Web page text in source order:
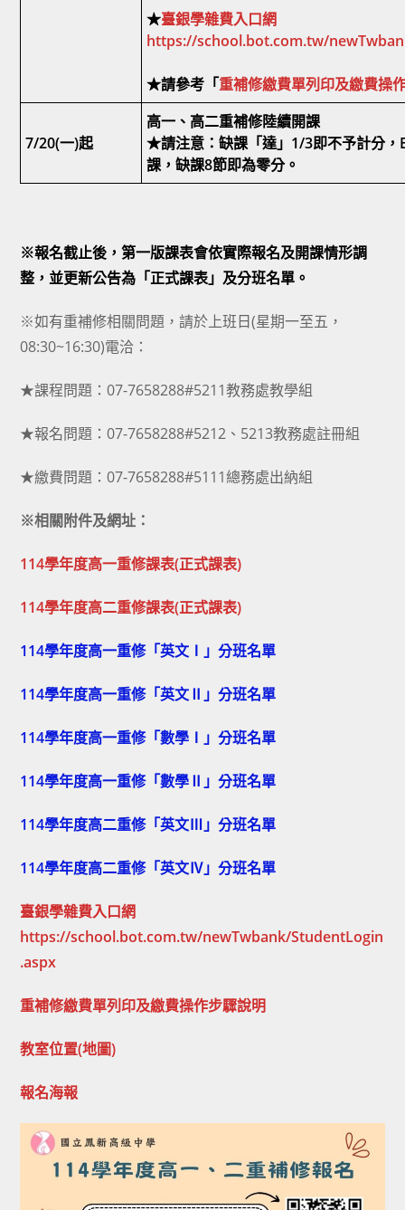
★臺銀學雜費入口網
https://school.bot.com.tw/
★請參考「重補修繳費單列印及繳費操
7/20(一)起
高一、高二重補修陸續開課
★請注意：缺課「達」1/3即不予計分，
課，缺課8節即為零分。
※報名截止後，第一版課表會依實際報名及開課情形調
整，並更新公告為「正式課表」及分班名單。
※如有重補修相關問題，請於上班日(星期一至五，
08:30~16:30)電洽：
★課程問題：07-7658288#5211教務處教學組
★報名問題：07-7658288#5212、5213教務處註冊組
★繳費問題：07-7658288#5111總務處出納組
※相關附件及網址：
114學年度高一重修課表(正式課表)
114學年度高二重修課表(正式課表)
114學年度高一重修「英文Ⅰ」分班名單
114學年度高一重修「英文Ⅱ」分班名單
114學年度高一重修「數學Ⅰ」分班名單
114學年度高一重修「數學Ⅱ」分班名單
114學年度高二重修「英文Ⅲ」分班名單
114學年度高二重修「英文Ⅳ」分班名單
臺銀學雜費入口網
https://school.bot.com.tw/newTwbank/StudentLogin
.aspx
重補修繳費單列印及繳費操作步驟說明
教室位置(地圖)
報名海報